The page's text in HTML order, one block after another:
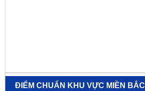
ĐIỂM CHUẨN KHU VỰC MIỀN BẮC